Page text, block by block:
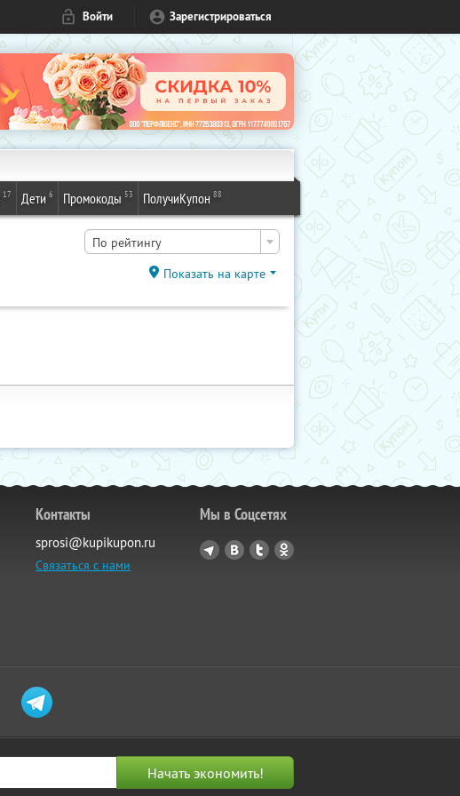
Войти Зарегистрироваться
17 Дети 6 Промокоды 53 ПолучиКупон 88
По рейтингу
Показать на карте
Контакты
sprosi@kupikupon.ru
Связаться с нами
Мы в Соцсетях